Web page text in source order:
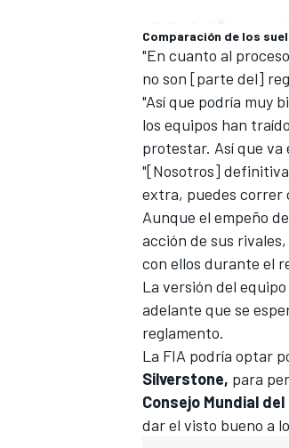
Comparación de los
"En cuanto al
no son [parte del]
"Así que podría muy
los equipos han
protestar. Así que va
"[Nosotros]
extra, puedes correr
Aunque el empeño de
acción de sus
con ellos durante el
La versión del
adelante que se
reglamento.
La FIA podría optar
Silverstone, para
Consejo Mundial
dar el visto bueno a